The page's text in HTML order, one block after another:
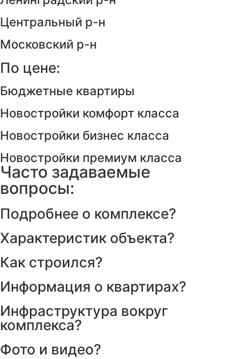
Центральный р-н
Московский р-н
По цене:
Бюджетные квартиры
Новостройки комфорт класса
Новостройки бизнес класса
Новостройки премиум класса
Часто задаваемые
вопросы:
Подробнее о комплексе?
Характеристик объекта?
Как строился?
Информация о квартирах?
Инфраструктура вокруг
комплекса?
Фото и видео?